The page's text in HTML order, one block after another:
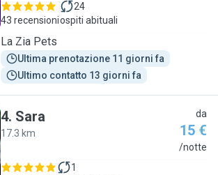
43 recensioni
24
ospiti abituali
La Zia Pets
Ultima prenotazione 11 giorni fa
Ultimo contatto 13 giorni fa
4. Sara
17.3 km
da
15 €
/notte
1